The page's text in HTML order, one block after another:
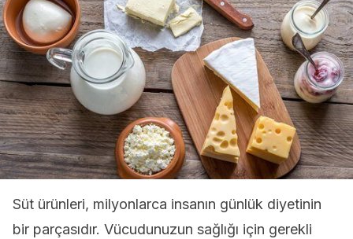
Süt ürünleri, milyonlarca insanın günlük diyetinin
bir parçasıdır. Vücudunuzun sağlığı için gerekli